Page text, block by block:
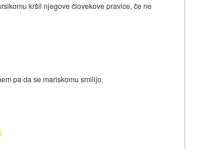
kršil njegove človekove pravice, če ne
pa da se mariskomu smilijo.